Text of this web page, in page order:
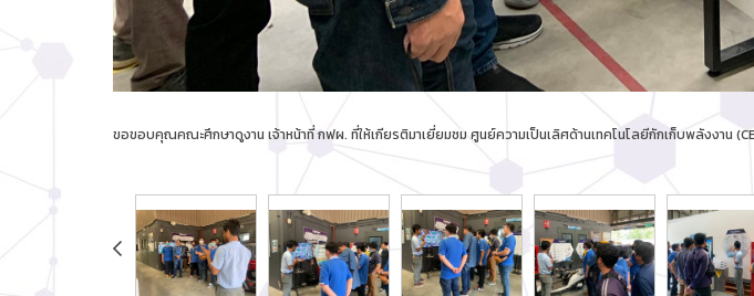
ขอขอบคุณคณะศึกษาดูงาน เจ้าหน้าที่ กฟผ. ที่ให้เกียรติมาเยี่ยมชม ศูนย์ความเป็นเลิศด้านเทคโนโลยีกักเก็บพลังงาน